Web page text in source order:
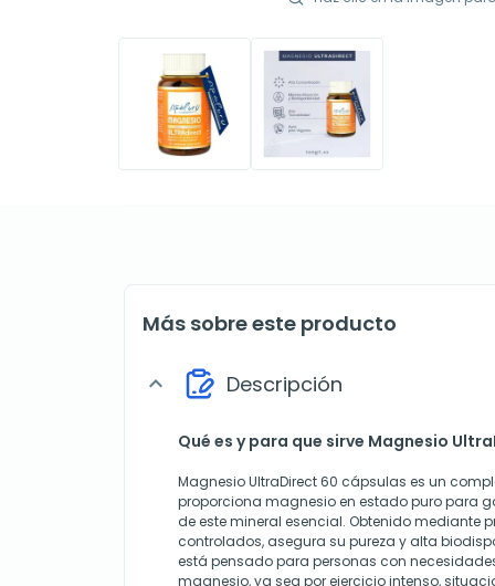
Más sobre este producto
expand_more Descripción
Qué es y para que sirve Magnesio
Magnesio UltraDirect 60 cápsulas es un
proporciona magnesio en estado puro para
de este mineral esencial. Obtenido mediante
controlados, asegura su pureza y alta
está pensado para personas con
magnesio, ya sea por ejercicio intenso,